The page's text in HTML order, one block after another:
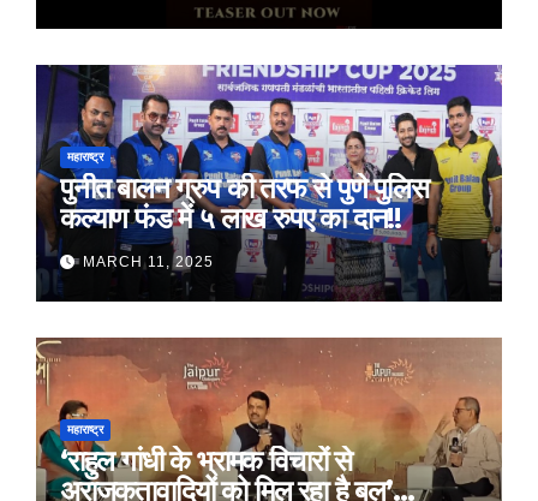
महाराष्ट्र
पुनीत बालन ग्रुप की तरफ से पुणे पुलिस
कल्याण फंड में ५ लाख रुपए का दान!!
MARCH 11, 2025
महाराष्ट्र
‘राहुल गांधी के भ्रामक विचारों से
अराजकतावादियों को मिल रहा है बल’